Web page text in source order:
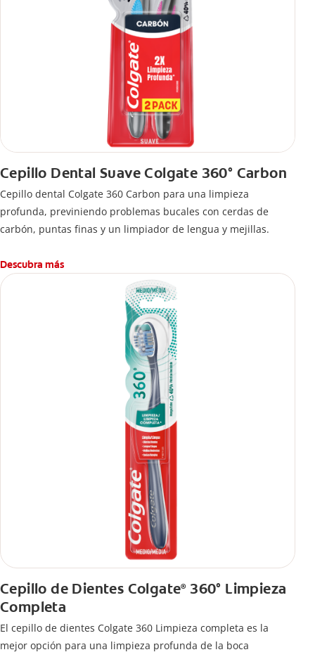
Cepillo Dental Suave Colgate 360° Carbon
Cepillo dental Colgate 360 ​​Carbon para una limpieza
profunda, previniendo problemas bucales con cerdas de
carbón, puntas finas y un limpiador de lengua y mejillas.
Descubra más
Cepillo de Dientes Colgate®360° Limpieza
Completa
El cepillo de dientes Colgate 360 Limpieza completa es la
mejor opción para una limpieza profunda de la boca